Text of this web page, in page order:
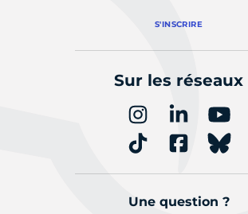
S'INSCRIRE
Sur les réseaux
Une question ?